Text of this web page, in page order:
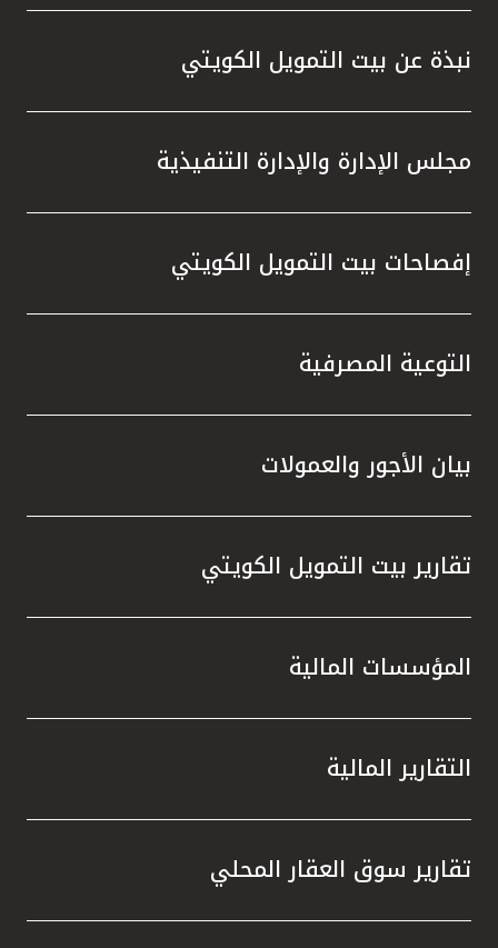
المصرفية،وخدمة KFHonline، وأجهزة الصرف
الآلي والاستفادة من الفرص المميزة التي
توفرها، والتي تمنحهم إمكانية الفوز بجوائز قيّمة
في السحوبات المقبلة ، إلى جانب المزايا
وخدماته المصرفية والتي تلبي تطلعاتهم وتعزز
نبذة عن بيت التمويل الكويتي
مجلس الإدارة والإدارة التنفيذية
إفصاحات بيت التمويل الكويتي
التوعية المصرفية
بيان الأجور والعمولات
تقارير بيت التمويل الكويتي
المؤسسات المالية
التقارير المالية
تقارير سوق العقار المحلي